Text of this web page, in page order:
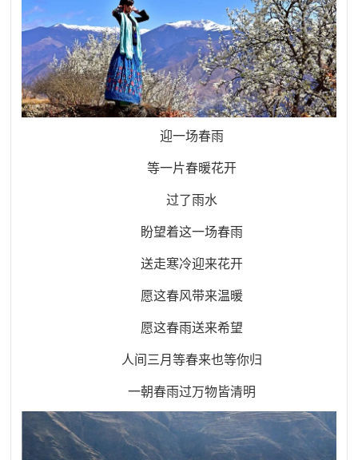
迎一场春雨
等一片春暖花开
过了雨水
盼望着这一场春雨
送走寒冷迎来花开
愿这春风带来温暖
愿这春雨送来希望
人间三月等春来也等你归
一朝春雨过万物皆清明